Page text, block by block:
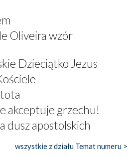
Oliveira wzór
Dzieciątko Jezus
akceptuje grzechu!
dusz apostolskich
wszystkie z działu Temat numeru >